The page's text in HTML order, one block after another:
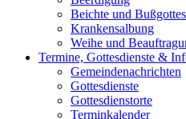
Beichte und
Krankensalbung
Weihe und
Termine, Gottesdienste &
Gemeindenachrichten
Gottesdienste
Gottesdienstorte
Terminkalender